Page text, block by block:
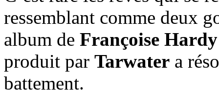
ressemblant comme deux
album de Françoise Hardy
produit par Tarwater a
battement.